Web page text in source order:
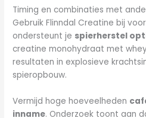
Timing en combinaties met
Gebruik Flinndal Creatine bij
ondersteunt je spierherstel
creatine monohydraat met
resultaten in explosieve
spieropbouw.
Vermijd hoge hoeveelheden
inname. Onderzoek toont aan